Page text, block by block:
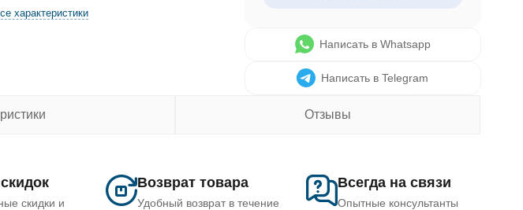
характеристики
Написать в Whatsapp
Написать в Telegram
Отзывы
скидки и
Возврат товара
Удобный возврат в течение
Всегда на связи
Опытные консультанты